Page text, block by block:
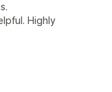
Highly